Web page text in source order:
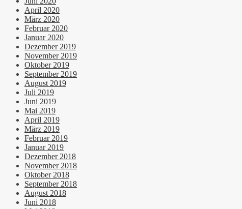
April 2020
März 2020
Februar 2020
Januar 2020
Dezember 2019
November 2019
Oktober 2019
September 2019
August 2019
Juli 2019
Juni 2019
Mai 2019
April 2019
März 2019
Februar 2019
Januar 2019
Dezember 2018
November 2018
Oktober 2018
September 2018
August 2018
Juni 2018